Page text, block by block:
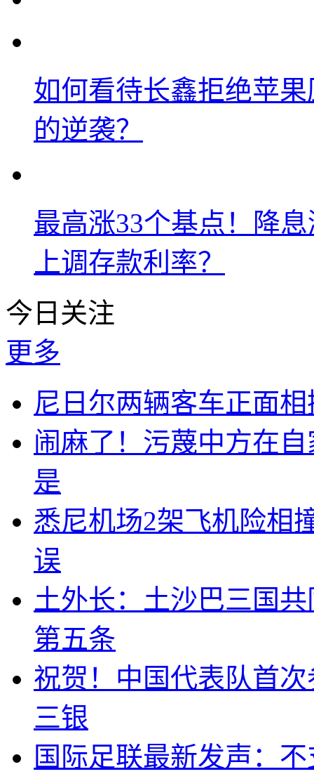
如何看待长鑫拒绝苹
的逆袭？
最高涨33个基点！降
上调存款利率？
今日关注
更多
尼日尔两辆客车正面
闹麻了！污蔑中方在
是
悉尼机场2架飞机险相
误
土外长：土沙巴三国
第五条
祝贺！中国代表队首
三银
国际足联最新发声：